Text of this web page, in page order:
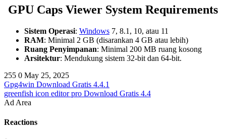
GPU Caps Viewer System Requirements
Sistem Operasi: Windows 7, 8.1, 10, atau 11
RAM: Minimal 2 GB (disarankan 4 GB atau lebih)
Ruang Penyimpanan: Minimal 200 MB ruang kosong
Arsitektur: Mendukung sistem 32-bit dan 64-bit.
255 0 May 25, 2025
Gpg4win Download Gratis 4.4.1
greenfish icon editor pro Download Gratis 4.4
Ad Area
Reactions